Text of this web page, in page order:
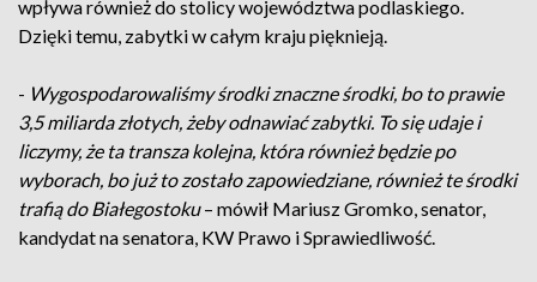
wpływa również do stolicy województwa podlaskiego.
Dzięki temu, zabytki w całym kraju pięknieją.
- Wygospodarowaliśmy środki znaczne środki, bo to prawie
3,5 miliarda złotych, żeby odnawiać zabytki. To się udaje i
liczymy, że ta transza kolejna, która również będzie po
wyborach, bo już to zostało zapowiedziane, również te środki
trafią do Białegostoku– mówił Mariusz Gromko, senator,
kandydat na senatora, KW Prawo i Sprawiedliwość.